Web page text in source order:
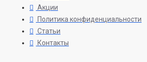
Акции
Политика конфиденциальности
Статьи
Контакты